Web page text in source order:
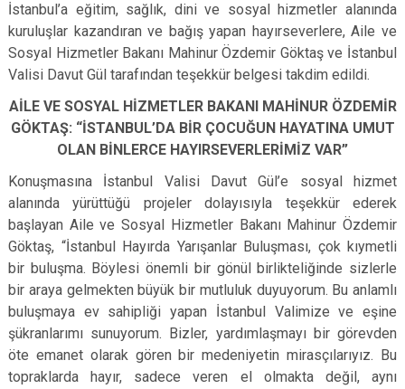
İstanbul’a eğitim, sağlık, dini ve sosyal hizmetler alanında
kuruluşlar kazandıran ve bağış yapan hayırseverlere, Aile ve
Sosyal Hizmetler Bakanı Mahinur Özdemir Göktaş ve İstanbul
Valisi Davut Gül tarafından teşekkür belgesi takdim edildi.
AİLE VE SOSYAL HİZMETLER BAKANI MAHİNUR ÖZDEMİR
GÖKTAŞ: “İSTANBUL’DA BİR ÇOCUĞUN HAYATINA UMUT
OLAN BİNLERCE HAYIRSEVERLERİMİZ VAR”
Konuşmasına İstanbul Valisi Davut Gül’e sosyal hizmet
alanında yürüttüğü projeler dolayısıyla teşekkür ederek
başlayan Aile ve Sosyal Hizmetler Bakanı Mahinur Özdemir
Göktaş, “İstanbul Hayırda Yarışanlar Buluşması, çok kıymetli
bir buluşma. Böylesi önemli bir gönül birlikteliğinde sizlerle
bir araya gelmekten büyük bir mutluluk duyuyorum. Bu anlamlı
buluşmaya ev sahipliği yapan İstanbul Valimize ve eşine
şükranlarımı sunuyorum. Bizler, yardımlaşmayı bir görevden
öte emanet olarak gören bir medeniyetin mirasçılarıyız. Bu
topraklarda hayır, sadece veren el olmakta değil, aynı